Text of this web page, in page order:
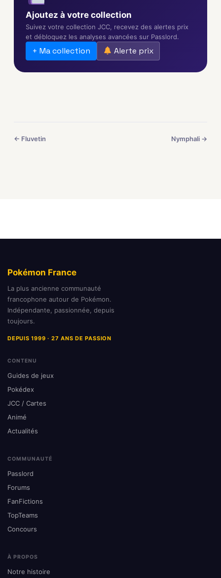
Ajoutez à votre collection
Suivez votre collection JCC, recevez des alertes prix
et débloquez les analyses avancées sur Passlord.
+ Ma collection Alerte prix
← Fluvetin Nymphali →
Pokémon France
La plus ancienne communauté
francophone autour de Pokémon.
Indépendante, passionnée, depuis
toujours.
DEPUIS 1999 · 27 ANS DE PASSION
CONTENU
Guides de jeux
Pokédex
JCC / Cartes
Animé
Actualités
COMMUNAUTÉ
Passlord
Forums
FanFictions
TopTeams
Concours
À PROPOS
Notre histoire